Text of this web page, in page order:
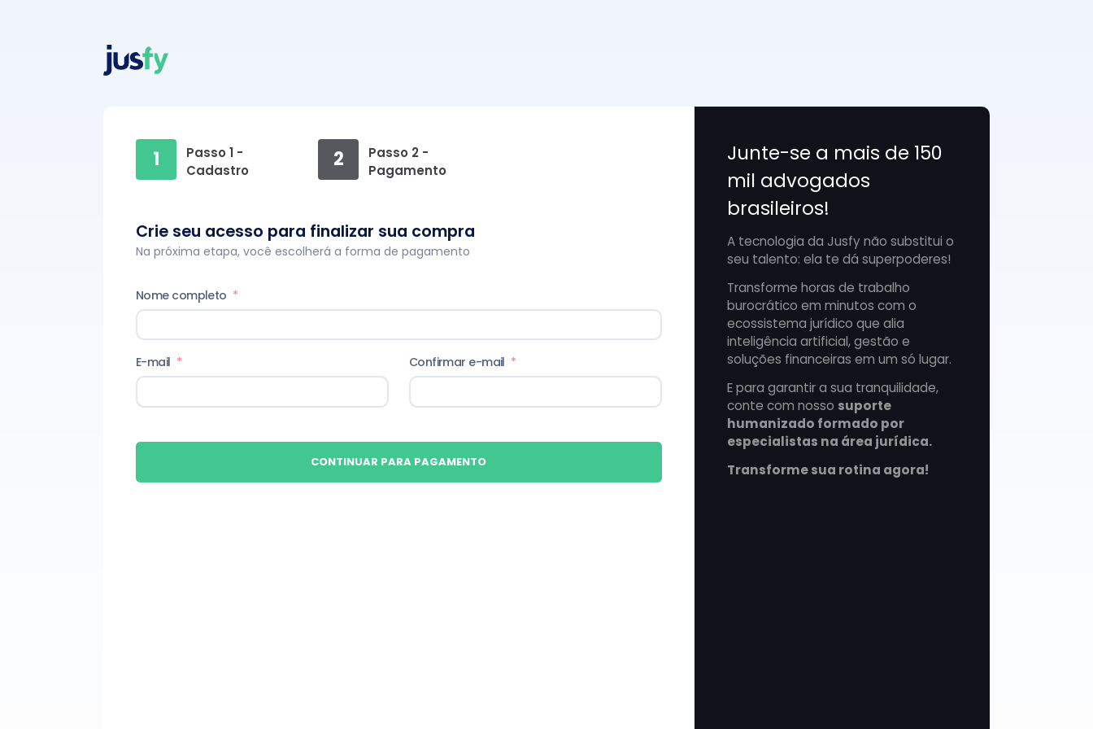
1
Passo 1 -
Cadastro
2
Passo 2 -
Pagamento
Crie seu acesso para finalizar sua compra
Na próxima etapa, você escolherá a forma de pagamento
Nome completo *
E-mail * Confirmar e-mail *
CONTINUAR PARA PAGAMENTO
Junte-se a mais de 150
mil advogados
brasileiros!
A tecnologia da Jusfy não substitui o
seu talento: ela te dá superpoderes!
Transforme horas de trabalho
burocrático em minutos com o
ecossistema jurídico que alia
inteligência artificial, gestão e
soluções financeiras em um só lugar.
E para garantir a sua tranquilidade,
conte com nosso suporte
humanizado formado por
especialistas na área jurídica.
Transforme sua rotina agora!